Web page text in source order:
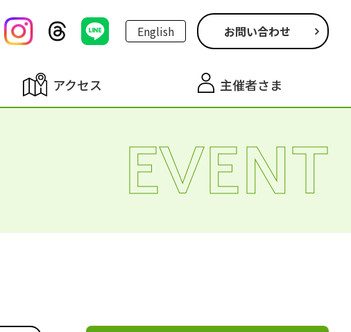
English お問い合わせ
アクセス 主催者さま
EVENT